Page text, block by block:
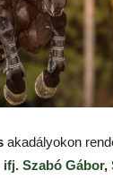
akadályokon
ifj. Szabó Gábor,